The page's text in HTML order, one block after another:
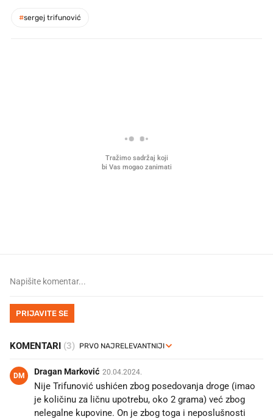
#sergej trifunović
PRIJAVITE SE
KOMENTARI (3)
DM Dragan Marković 20.04.2024.
Nije Trifunović ushićen zbog posedovanja droge (imao
je količinu za ličnu upotrebu, oko 2 grama) već zbog
nelegalne kupovine. On je zbog toga i neposlušnosti